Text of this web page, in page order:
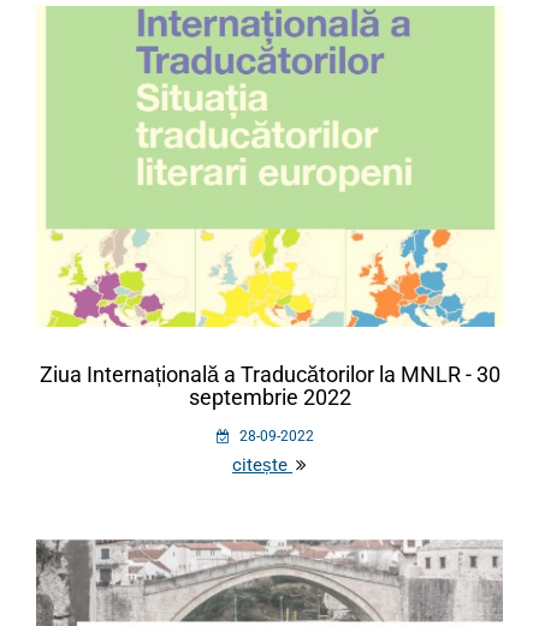
Listă activități
Ziua Internațională a Traducătorilor la MNLR - 30
septembrie 2022
28-09-2022
citește